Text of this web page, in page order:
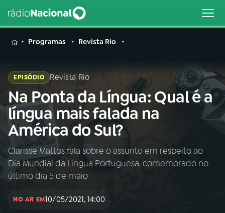
MENU
Buscar
na
Rádio
Nacional
Buscar
AO VIVO
Programas Revista Rio
EPISÓDIO Revista Rio
Na Ponta da Língua: Qual é a
língua mais falada na
América do Sul?
Clarisse Mattos fala sobre o assunto em respeito ao
Dia Mundial da Língua Portuguesa, comemorado no
último dia 5 de maio
NO AR EM10/05/2021, 14:00